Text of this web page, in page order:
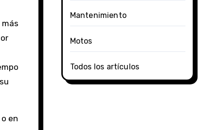
en
Mantenimiento
Motos
Todos los artículos